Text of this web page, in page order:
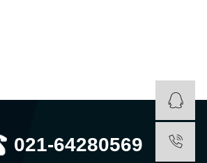
021-64280569